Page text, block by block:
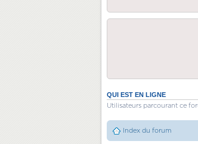
QUI EST EN LIGNE
Utilisateurs parcourant ce
Index du forum